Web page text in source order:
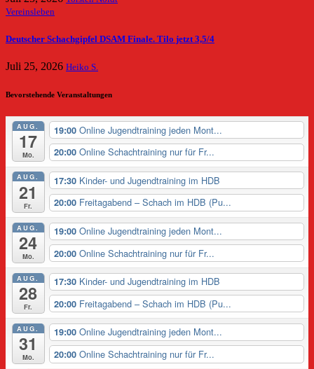
Vereinsleben
Deutscher Schachgipfel DSAM Finale. Tilo jetzt 3,5/4
Juli 25, 2026 Heiko S.
Bevorstehende Veranstaltungen
AUG.
17
Mo.
19:00 Online Jugendtraining jeden Mont...
20:00 Online Schachtraining nur für Fr...
AUG.
21
Fr.
17:30 Kinder- und Jugendtraining im HDB
20:00 Freitagabend – Schach im HDB (Pu...
AUG.
24
Mo.
19:00 Online Jugendtraining jeden Mont...
20:00 Online Schachtraining nur für Fr...
AUG.
28
Fr.
17:30 Kinder- und Jugendtraining im HDB
20:00 Freitagabend – Schach im HDB (Pu...
AUG.
31
Mo.
19:00 Online Jugendtraining jeden Mont...
20:00 Online Schachtraining nur für Fr...